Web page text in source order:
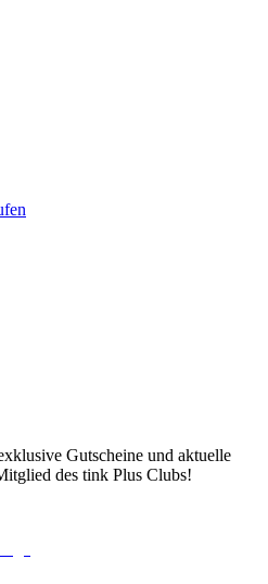
Gutscheine und aktuelle
des tink Plus Clubs!